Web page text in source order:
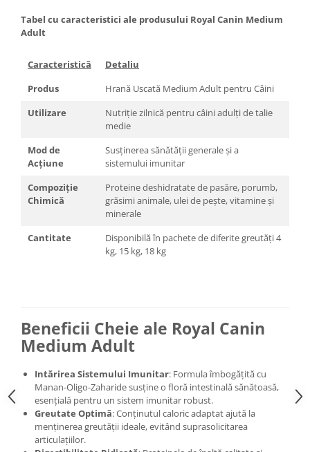
Tabel cu caracteristici ale produsului Royal Canin Medium
Adult
Caracteristică
Detaliu
Produs
Hrană Uscată Medium Adult pentru Câini
Utilizare
Nutriție zilnică pentru câini adulți de talie
medie
Mod de
Acțiune
Susținerea sănătății generale și a
sistemului imunitar
Compoziție
Chimică
Proteine deshidratate de pasăre, porumb,
grăsimi animale, ulei de pește, vitamine și
minerale
Cantitate
Disponibilă în pachete de diferite greutăți 4
kg, 15 kg, 18 kg
Beneficii Cheie ale Royal Canin
Medium Adult
Intărirea Sistemului Imunitar: Formula îmbogățită cu
Manan-Oligo-Zaharide susține o floră intestinală sănătoasă,
esențială pentru un sistem imunitar robust.
Greutate Optimă: Conținutul caloric adaptat ajută la
menținerea greutății ideale, evitând suprasolicitarea
articulațiilor.